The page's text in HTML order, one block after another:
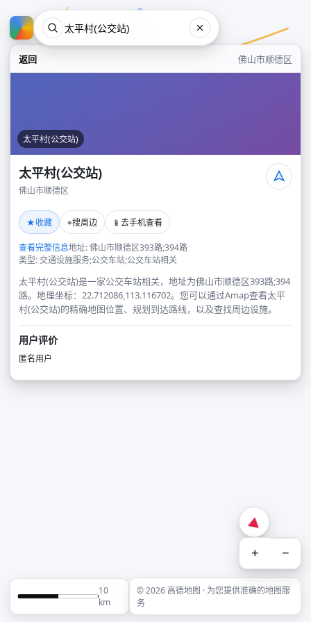
返回 佛山市顺德区
太平村(公交站)
太平村(公交站)
佛山市顺德区
★收藏 ⌖搜周边 📱 去手机查看
查看完整信息地址: 佛山市顺德区393路;394路
类型: 交通设施服务;公交车站;公交车站相关
太平村(公交站)是一家公交车站相关，地址为佛山市顺德区393路;394
路。地理坐标：22.712086,113.116702。您可以通过Amap查看太平
村(公交站)的精确地图位置、规划到达路线，以及查找周边设施。
用户评价
匿名用户
+ −
10
km
© 2026 高德地图 · 为您提供准确的地图服
务